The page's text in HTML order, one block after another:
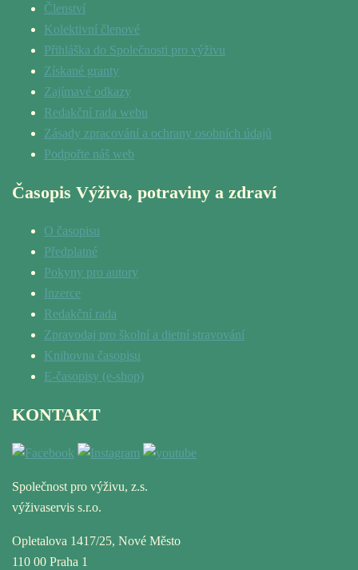
Členství
Kolektivní členové
Přihláška do Společnosti pro výživu
Získané granty
Zajímavé odkazy
Redakční rada webu
Zásady zpracování a ochrany osobních údajů
Podpořte náš web
Časopis Výživa, potraviny a zdraví
O časopisu
Předplatné
Pokyny pro autory
Inzerce
Redakční rada
Zpravodaj pro školní a dietní stravování
Knihovna časopisu
E-časopisy (e-shop)
KONTAKT
Společnost pro výživu, z.s.
výživaservis s.r.o.
Opletalova 1417/25, Nové Město
110 00 Praha 1